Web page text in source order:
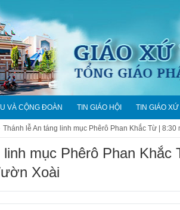
VÀ CỘNG ĐOÀN TIN GIÁO HỘI TIN GIÁO XỨ
Thánh lễ An táng linh mục Phêrô Phan Khắc Từ |
mục Phêrô Phan Khắc
Xoài